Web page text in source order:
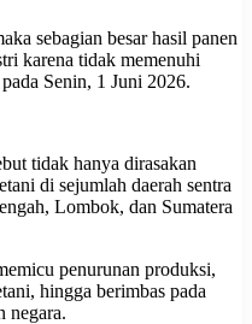
sebagian besar hasil panen
karena tidak memenuhi
Senin, 1 Juni 2026.
tidak hanya dirasakan
di sejumlah daerah sentra
Lombok, dan Sumatera
penurunan produksi,
hingga berimbas pada
negara.